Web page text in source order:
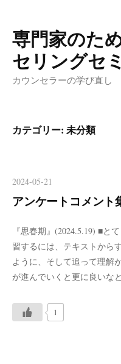
コ
ン
テ
ン
ス
プ
専門家のた
セリングセ
カウンセラーの学び直し
カテゴリー: 未分類
2024-05-21
アンケートコメント
『思春期』(2024.5.19) ■と
習するには、テキストから
ように、そして追って理解
が進んでいくと更に良いな
1